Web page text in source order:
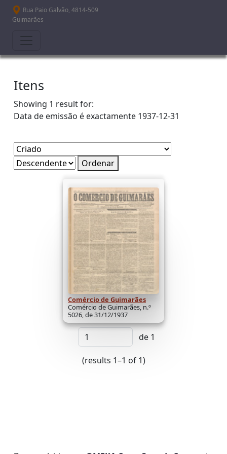
Passar para o conteúdo principal
Rua Paio Galvão, 4814-509
Guimarães
Itens
Showing 1 result for:
Data de emissão é exactamente 1937-12-31
Ordenar
Comércio de Guimarães
Comércio de Guimarães, n.º
5026, de 31/12/1937
de 1
(results 1–1 of 1)